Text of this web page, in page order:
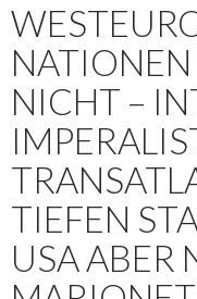
NICHT –
TIEFEN
USA ABER